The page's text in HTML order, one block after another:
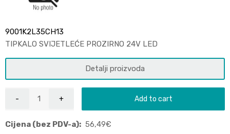
9001K2L35CH13
TIPKALO SVIJETLEĆE PROZIRNO 24V LED
Detalji proizvoda
Add to cart
Cijena (bez PDV-a): 56,49€